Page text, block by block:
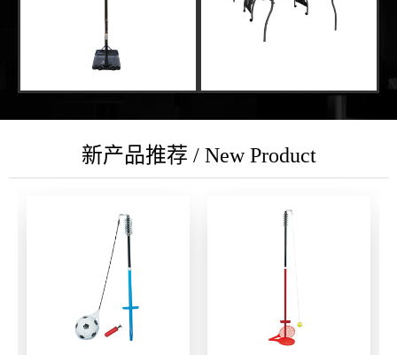
新产品推荐 / New Product